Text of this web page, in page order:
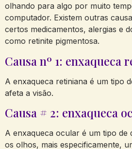
olhando para algo por muito
computador. Existem outras
certos medicamentos, alergias e
como retinite pigmentosa.
Causa nº 1: enxaqueca
A enxaqueca retiniana é um tipo
afeta a visão.
Causa # 2: enxaqueca
A enxaqueca ocular é um tipo de
os olhos, mais especificamente,